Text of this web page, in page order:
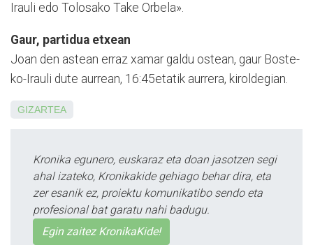
Irauli edo To­lo­sako Take Orbela».
Gaur, partidua etxean
Joan den astean erraz xa­mar galdu ostean, gaur Bos­te­
ko-Irauli dute aurrean, 16:45­eta­tik aurrera, kiroldegian.
GIZARTEA
Kronika egunero, euskaraz eta doan jasotzen segi
ahal izateko, Kronikakide gehiago behar dira, eta
zer esanik ez, proiektu komunikatibo sendo eta
profesional bat garatu nahi badugu.
Egin zaitez KronikaKide!